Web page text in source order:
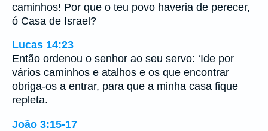
caminhos! Por que o teu povo haveria de perecer,
ó Casa de Israel?
Lucas 14:23
Então ordenou o senhor ao seu servo: ‘Ide por
vários caminhos e atalhos e os que encontrar
obriga-os a entrar, para que a minha casa fique
repleta.
João 3:15-17